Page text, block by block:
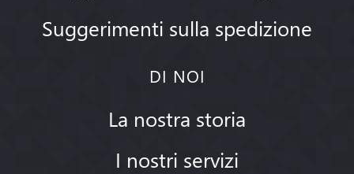
Suggerimenti sulla spedizione
DI NOI
La nostra storia
I nostri servizi